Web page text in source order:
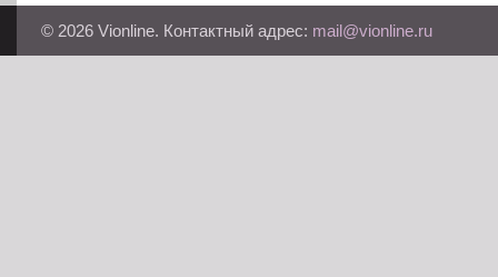
© 2026 Vionline. Контактный адрес: mail@vionline.ru